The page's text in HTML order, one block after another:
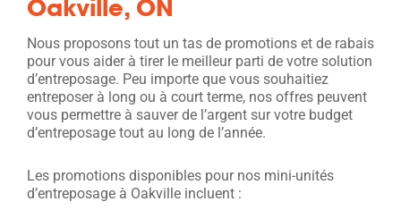
Oakville, ON
Nous proposons tout un tas de promotions et de rabais
pour vous aider à tirer le meilleur parti de votre solution
d’entreposage. Peu importe que vous souhaitiez
entreposer à long ou à court terme, nos offres peuvent
vous permettre à sauver de l’argent sur votre budget
d’entreposage tout au long de l’année.
Les promotions disponibles pour nos mini-unités
d’entreposage à Oakville incluent :